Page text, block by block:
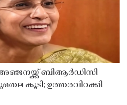
ബിആർഡിസി
കൂടി; ഉത്തരവിറക്കി